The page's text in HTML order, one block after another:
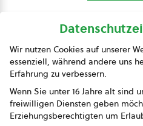
Wir nutzen Cookies auf unserer
essenziell, während andere uns
Erfahrung zu verbessern.
Wenn Sie unter 16 Jahre alt sind
freiwilligen Diensten geben
Erziehungsberechtigten um